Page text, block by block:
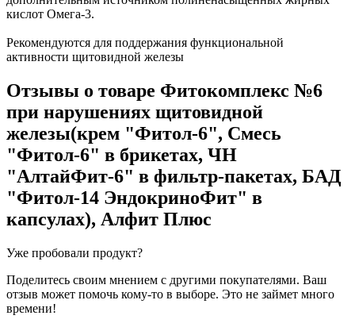
кислот Омега-3.
Рекомендуются для поддержания функциональной
активности щитовидной железы
Отзывы о товаре Фитокомплекс №6
при нарушениях щитовидной
железы(крем "Фитол-6", Смесь
"Фитол-6" в брикетах, ЧН
"АлтайФит-6" в фильтр-пакетах, БАД
"Фитол-14 ЭндокриноФит" в
капсулах), Алфит Плюс
Уже пробовали продукт?
Поделитесь своим мнением с другими покупателями. Ваш
отзыв может помочь кому-то в выборе. Это не займет много
времени!